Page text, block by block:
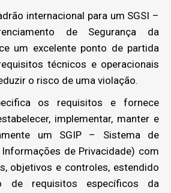
internacional para um SGSI –
de Segurança da
um excelente ponto de partida
técnicos e operacionais
o risco de uma violação.
os requisitos e fornece
implementar, manter e
um SGIP – Sistema de
de Privacidade) com
objetivos e controles, estendido
de requisitos específicos da